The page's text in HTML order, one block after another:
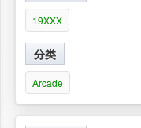
19XXX
分类
Arcade